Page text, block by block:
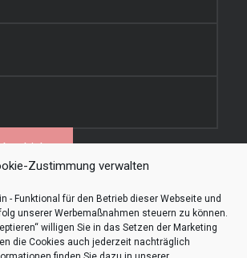
Zustimmung verwalten
- Funktional für den Betrieb dieser Webseite und
unserer Werbemaßnahmen steuern zu können.
willigen Sie in das Setzen der Marketing
die Cookies auch jederzeit nachträglich
Akismet, um Spam zu
wie deine Kommentardaten